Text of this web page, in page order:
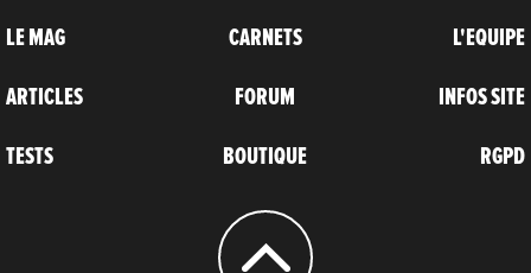
LE MAG
ARTICLES
TESTS
CARNETS
FORUM
BOUTIQUE
L'EQUIPE
INFOS SITE
RGPD